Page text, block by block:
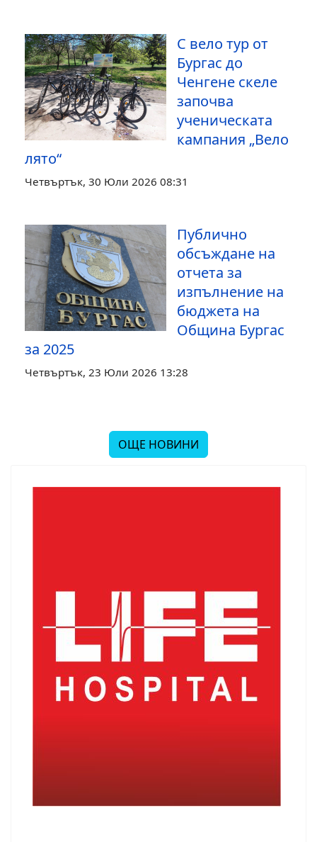
С вело тур от
Бургас до
Ченгене скеле
започва
ученическата
кампания „Вело
лято“
Четвъртък, 30 Юли 2026 08:31
Публично
обсъждане на
отчета за
изпълнение на
бюджета на
Община Бургас
за 2025
Четвъртък, 23 Юли 2026 13:28
ОЩЕ НОВИНИ